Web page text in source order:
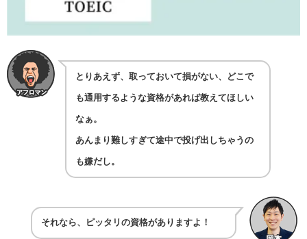
とりあえず、取っておいて損がない、どこで
も通用するような資格があれば教えてほしい
なぁ。
あんまり難しすぎて途中で投げ出しちゃうの
も嫌だし。
それなら、ピッタリの資格がありますよ！